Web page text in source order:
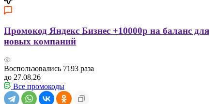
Промокод Яндекс Бизнес +10000р на баланс для
новых компаний
Воспользовались 7193 раза
до 27.08.26
Все промокоды